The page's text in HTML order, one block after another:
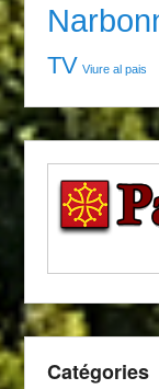
TV Viure al pais
Catégories